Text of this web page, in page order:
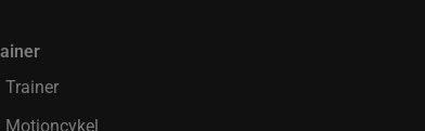
Trainer
Motioncykel